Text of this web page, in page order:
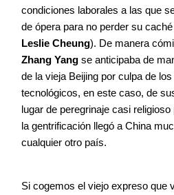
condiciones laborales a las que
de ópera para no perder su
Leslie Cheung). De manera
Zhang Yang se anticipaba de
de la vieja Beijing por culpa de
tecnológicos, en este caso, de
lugar de peregrinaje casi
la gentrificación llegó a China
cualquier otro país.
Si cogemos el viejo expreso que